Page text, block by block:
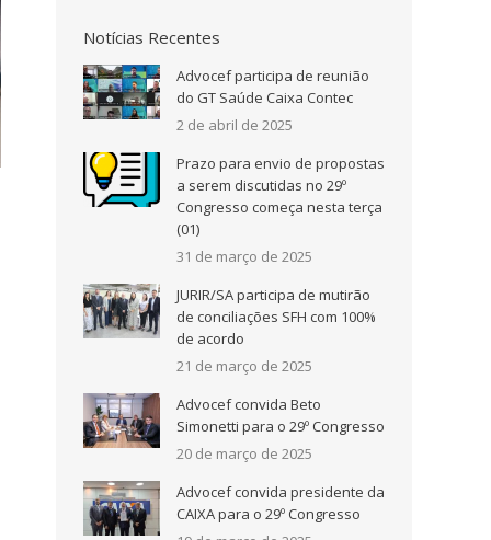
Notícias Recentes
Advocef participa de reunião
do GT Saúde Caixa Contec
2 de abril de 2025
Prazo para envio de propostas
a serem discutidas no 29º
Congresso começa nesta terça
(01)
31 de março de 2025
JURIR/SA participa de mutirão
de conciliações SFH com 100%
de acordo
21 de março de 2025
Advocef convida Beto
Simonetti para o 29º Congresso
20 de março de 2025
Advocef convida presidente da
CAIXA para o 29º Congresso